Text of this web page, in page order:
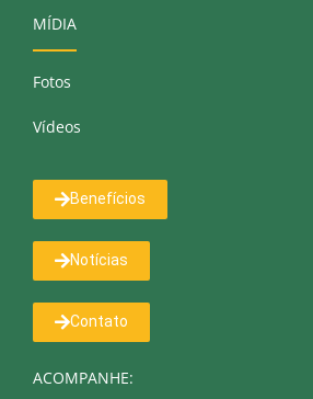
MÍDIA
Fotos
Vídeos
Benefícios
Notícias
Contato
ACOMPANHE: